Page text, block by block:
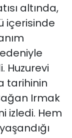
altında,
içerisinde
Huzurevi
tarihinin
Irmak
izledi. Hem